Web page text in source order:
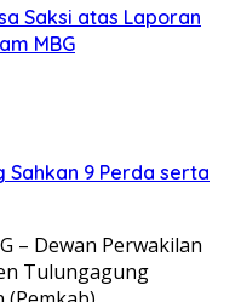
Saksi atas Laporan
MBG
Sahkan 9 Perda serta
– Dewan Perwakilan
Tulungagung